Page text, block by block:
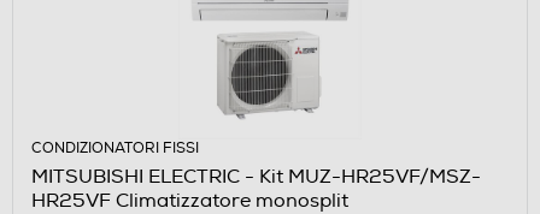
CONDIZIONATORI FISSI
MITSUBISHI ELECTRIC - Kit MUZ-HR25VF/MSZ-
HR25VF Climatizzatore monosplit